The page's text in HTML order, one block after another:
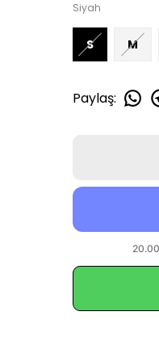
Siyah
S M
Paylaş: